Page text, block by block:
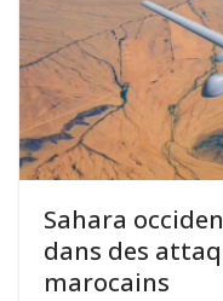
Sahara
dans des
marocains